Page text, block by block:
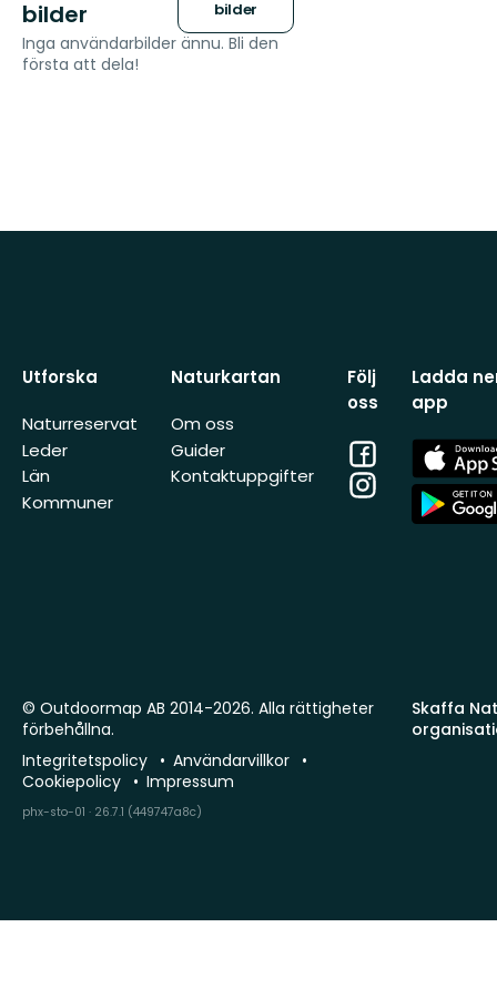
bilder
bilder
Inga användarbilder ännu. Bli den
första att dela!
Utforska
Naturreservat
Leder
Län
Kommuner
Naturkartan
Om oss
Guider
Kontaktuppgifter
Följ
oss
Facebook
Instagram
Ladda
app
App
Store
App
Store
Skaffa
© Outdoormap AB 2014-2026. Alla rättigheter
förbehållna.
Integritetspolicy
Användarvillkor
Cookiepolicy
Impressum
phx-sto-01 · 26.7.1 (449747a8c)